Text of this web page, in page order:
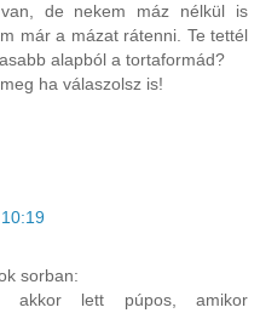
de nekem máz nélkül is
már a mázat rátenni. Te tettél
alapból a tortaformád?
ha válaszolsz is!
sorban:
akkor lett púpos, amikor